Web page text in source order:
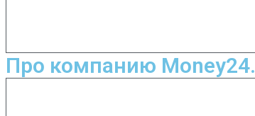
Про компанию Money24.